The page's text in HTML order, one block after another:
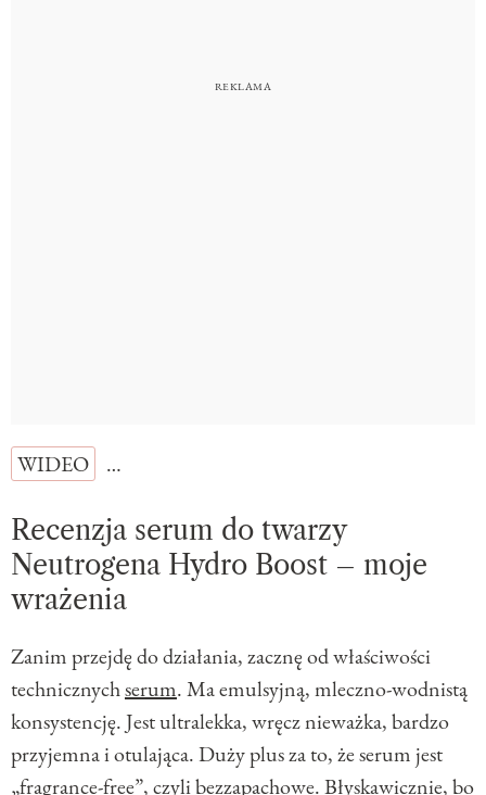
WIDEO …
Recenzja serum do twarzy
Neutrogena Hydro Boost – moje
wrażenia
Zanim przejdę do działania, zacznę od właściwości
technicznychserum. Ma emulsyjną, mleczno-wodnistą
konsystencję. Jest ultralekka, wręcz nieważka, bardzo
przyjemna i otulająca. Duży plus za to, że serum jest
„fragrance-free”, czyli bezzapachowe. Błyskawicznie, bo